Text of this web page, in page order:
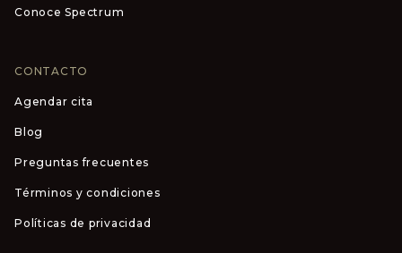
Conoce Spectrum
CONTACTO
Agendar cita
Blog
Preguntas frecuentes
Términos y condiciones
Políticas de privacidad